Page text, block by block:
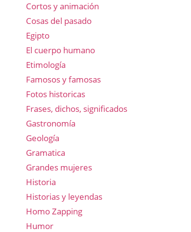
Cortos y animación
Cosas del pasado
Egipto
El cuerpo humano
Etimología
Famosos y famosas
Fotos historicas
Frases, dichos, significados
Gastronomía
Geología
Gramatica
Grandes mujeres
Historia
Historias y leyendas
Homo Zapping
Humor